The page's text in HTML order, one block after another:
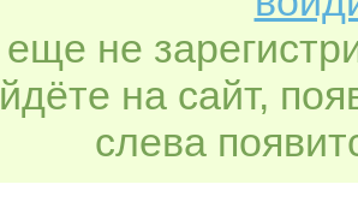
не
на сайт,
слева